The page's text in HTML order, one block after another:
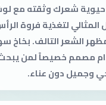
شعرك وثقته مع
المثالي لتغذية فروة
الشعر التالف. بخاخ
مصمم خصيصاً لمن
وجميل دون عناء.